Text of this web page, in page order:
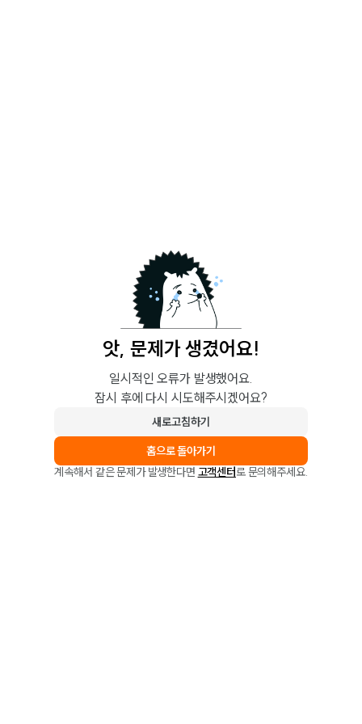
앗, 문제가 생겼어요!
일시적인 오류가 발생했어요.
잠시 후에 다시 시도해주시겠어요?
새로고침하기
홈으로 돌아가기
계속해서 같은 문제가 발생한다면 고객센터로 문의해주세요.